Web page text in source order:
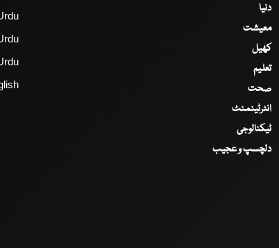
دنیا
معیشت
کھیل
تعلیم
صحت
انٹرٹینمنٹ
ٹیکنالوجی
دلچسپ و عجیب